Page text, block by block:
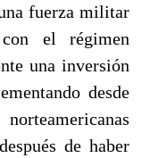
fuerza militar
el régimen
una inversión
desde
de haber